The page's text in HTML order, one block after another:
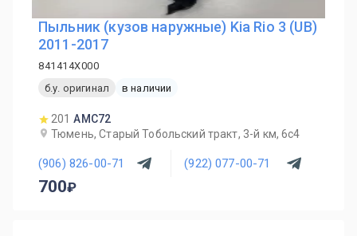
Пыльник (кузов наружные) Kia Rio 3 (UB)
2011-2017
841414X000
б.у. оригинал
в наличии
201 AMC72
Тюмень, Старый Тобольский тракт, 3-й км, 6с4
(906) 826-00-71 (922) 077-00-71
700